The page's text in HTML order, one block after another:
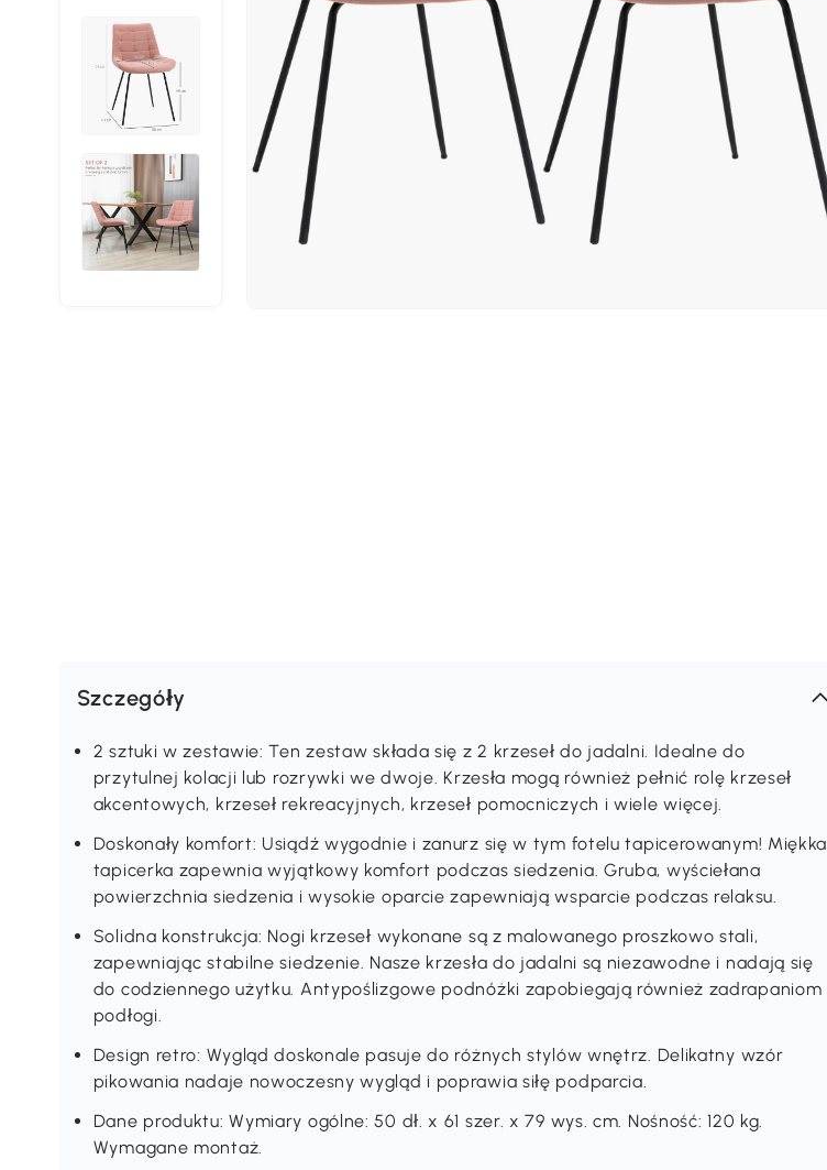
Szczegóły
2 sztuki w zestawie: Ten zestaw składa się z 2 krzeseł do jadalni. Idealne do
przytulnej kolacji lub rozrywki we dwoje. Krzesła mogą również pełnić rolę krzeseł
akcentowych, krzeseł rekreacyjnych, krzeseł pomocniczych i wiele więcej.
Doskonały komfort: Usiądź wygodnie i zanurz się w tym fotelu tapicerowanym! Miękka
tapicerka zapewnia wyjątkowy komfort podczas siedzenia. Gruba, wyściełana
powierzchnia siedzenia i wysokie oparcie zapewniają wsparcie podczas relaksu.
Solidna konstrukcja: Nogi krzeseł wykonane są z malowanego proszkowo stali,
zapewniając stabilne siedzenie. Nasze krzesła do jadalni są niezawodne i nadają się
do codziennego użytku. Antypoślizgowe podnóżki zapobiegają również zadrapaniom
podłogi.
Design retro: Wygląd doskonale pasuje do różnych stylów wnętrz. Delikatny wzór
pikowania nadaje nowoczesny wygląd i poprawia siłę podparcia.
Dane produktu: Wymiary ogólne: 50 dł. x 61 szer. x 79 wys. cm. Nośność: 120 kg.
Wymagane montaż.